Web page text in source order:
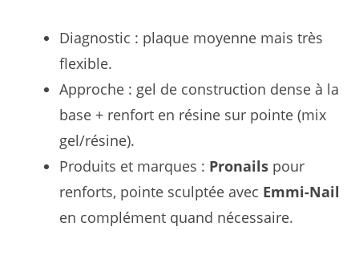
Diagnostic : plaque moyenne mais très
flexible.
Approche : gel de construction dense à la
base + renfort en résine sur pointe (mix
gel/résine).
Produits et marques : Pronails pour
renforts, pointe sculptée avec Emmi-Nail
en complément quand nécessaire.